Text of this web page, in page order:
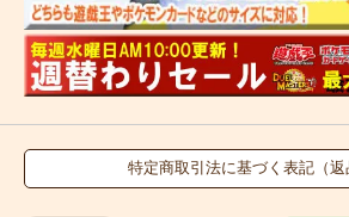
特定商取引法に基づく表記（返